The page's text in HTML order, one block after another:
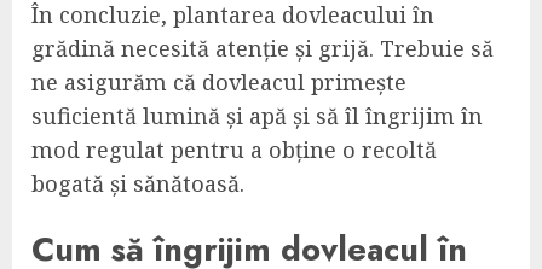
În concluzie, plantarea dovleacului în
grădină necesită atenție și grijă. Trebuie să
ne asigurăm că dovleacul primește
suficientă lumină și apă și să îl îngrijim în
mod regulat pentru a obține o recoltă
bogată și sănătoasă.
Cum să îngrijim dovleacul în